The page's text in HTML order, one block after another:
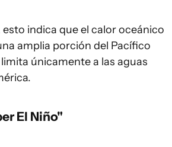
esto indica que el calor oceánico
amplia porción del Pacífico
únicamente a las aguas
El Niño"